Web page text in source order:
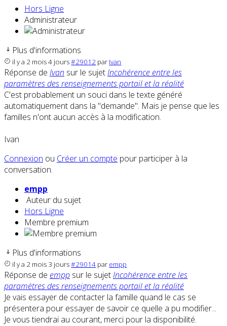
Hors Ligne
Administrateur
Plus d'informations
il y a 2 mois 4 jours#29012 par Ivan
Réponse de Ivan sur le sujetIncohérence entre les
paramètres des renseignements portail et la réalité
C'est probablement un souci dans le texte généré
automatiquement dans la "demande". Mais je pense que les
familles n'ont aucun accès à la modification.
Ivan
Connexion ou Créer un compte pour participer à la
conversation.
empp
Auteur du sujet
Hors Ligne
Membre premium
Plus d'informations
il y a 2 mois 3 jours#29014 par empp
Réponse de empp sur le sujetIncohérence entre les
paramètres des renseignements portail et la réalité
Je vais essayer de contacter la famille quand le cas se
présentera pour essayer de savoir ce quelle a pu modifier...
Je vous tiendrai au courant, merci pour la disponibilité.